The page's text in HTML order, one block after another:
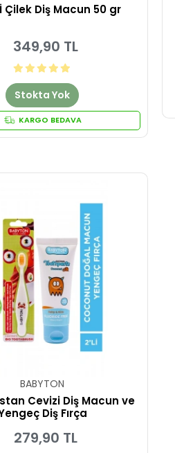
Çilek Diş Macun 50 gr
349,90 TL
Stokta Yok
KARGO BEDAVA
BABYTON
Cevizi Diş Macun ve
Diş Fırça
279,90 TL